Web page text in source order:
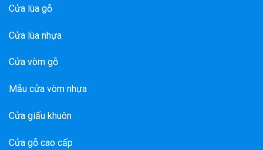
Cửa lùa gỗ
Cửa lùa nhựa
Cửa vòm gỗ
Mẫu cửa vòm nhựa
Cửa giấu khuôn
Cửa gỗ cao cấp